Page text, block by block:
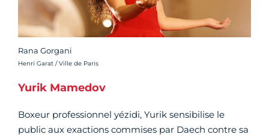
Rana Gorgani
Crédit photo :
Henri Garat / Ville de Paris
Yurik Mamedov
Boxeur professionnel yézidi, Yurik sensibilise le
public aux exactions commises par Daech contre sa